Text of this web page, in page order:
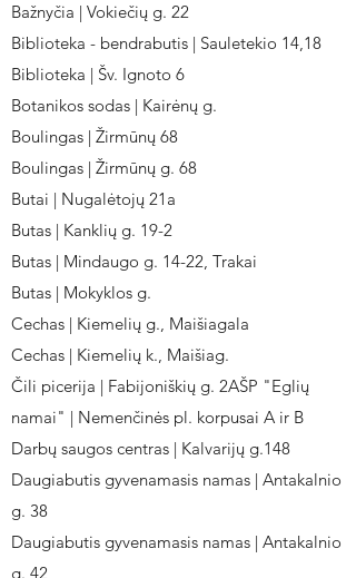
Bažnyčia | Vokiečių g. 22
Biblioteka - bendrabutis | Sauletekio 14,18
Biblioteka | Šv. Ignoto 6
Botanikos sodas | Kairėnų g.
Boulingas | Žirmūnų 68
Boulingas | Žirmūnų g. 68
Butai | Nugalėtojų 21a
Butas | Kanklių g. 19-2
Butas | Mindaugo g. 14-22, Trakai
Butas | Mokyklos g.
Cechas | Kiemelių g., Maišiagala
Cechas | Kiemelių k., Maišiag.
Čili picerija | Fabijoniškių g. 2AŠP "Eglių
namai" | Nemenčinės pl. korpusai A ir B
Darbų saugos centras | Kalvarijų g.148
Daugiabutis gyvenamasis namas | Antakalnio
g. 38
Daugiabutis gyvenamasis namas | Antakalnio
g. 42